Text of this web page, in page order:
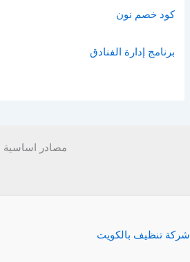
كود خصم نون
برنامج إدارة الفنادق
مصادر اساسية
شركة تنظيف بالكويت